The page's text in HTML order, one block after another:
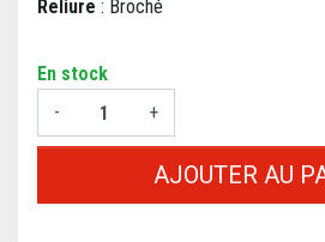
Reliure : Broché
En stock
-
+
AJOUTER AU